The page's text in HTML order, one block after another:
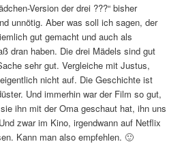
Version der drei ???“ bisher
unnötig. Aber was soll ich sagen, der
gut gemacht und auch als
dran haben. Die drei Mädels sind gut
sehr gut. Vergleiche mit Justus,
nicht auf. Die Geschichte ist
Und immerhin war der Film so gut,
ihn mit der Oma geschaut hat, ihn uns
zwar im Kino, irgendwann auf Netflix
Kann man also empfehlen. 🙂